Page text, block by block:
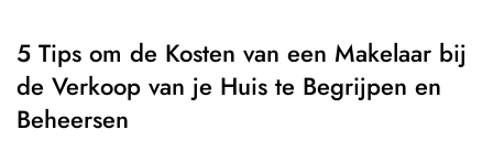
5 Tips om de Kosten van een Makelaar bij
de Verkoop van je Huis te Begrijpen en
Beheersen